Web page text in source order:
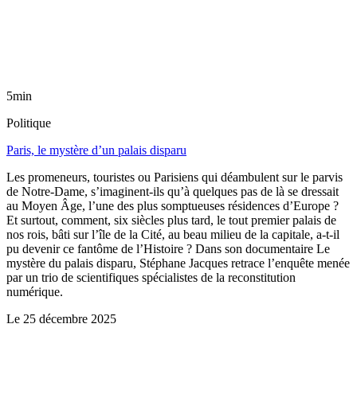
5min
Politique
Paris, le mystère d’un palais disparu
Les promeneurs, touristes ou Parisiens qui déambulent sur le parvis
de Notre-Dame, s’imaginent-ils qu’à quelques pas de là se dressait
au Moyen Âge, l’une des plus somptueuses résidences d’Europe ?
Et surtout, comment, six siècles plus tard, le tout premier palais de
nos rois, bâti sur l’île de la Cité, au beau milieu de la capitale, a-t-il
pu devenir ce fantôme de l’Histoire ? Dans son documentaire Le
mystère du palais disparu, Stéphane Jacques retrace l’enquête menée
par un trio de scientifiques spécialistes de la reconstitution
numérique.
Le 25 décembre 2025